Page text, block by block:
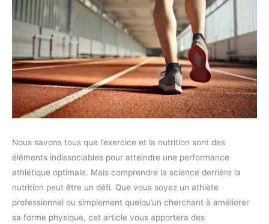
Nous savons tous que l’exercice et la nutrition sont des
éléments indissociables pour atteindre une performance
athlétique optimale. Mais comprendre la science derrière la
nutrition peut être un défi. Que vous soyez un athlète
professionnel ou simplement quelqu’un cherchant à améliorer
sa forme physique, cet article vous apportera des